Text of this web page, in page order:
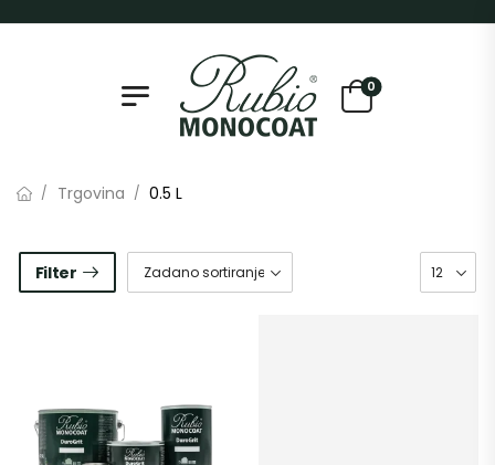
0
/ Trgovina / 0.5 L
Filter